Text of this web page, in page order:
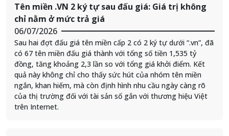
Tên miền .VN 2 ký tự sau đấu giá: Giá trị không
chỉ nằm ở mức trả giá
06/07/2026
Sau hai đợt đấu giá tên miền cấp 2 có 2 ký tự dưới “.vn”, đã
có 67 tên miền đấu giá thành với tổng số tiền 1,535 tỷ
đồng, tăng khoảng 2,3 lần so với tổng giá khởi điểm. Kết
quả này không chỉ cho thấy sức hút của nhóm tên miền
ngắn, khan hiếm, mà còn định hình nhu cầu ngày càng rõ
của thị trường đối với tài sản số gắn với thương hiệu Việt
trên Internet.